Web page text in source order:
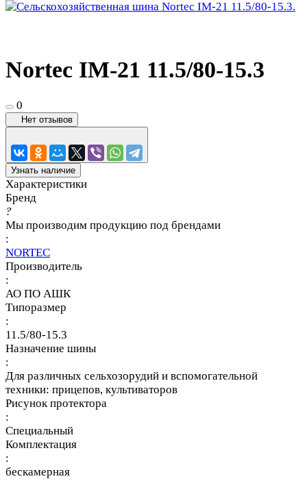
Nortec IM-21 11.5/80-15.3
0
Нет отзывов
Узнать наличие
Характеристики
Бренд
?
Мы производим продукцию под брендами
:
NORTEC
Производитель
:
АО ПО АШК
Типоразмер
:
11.5/80-15.3
Назначение шины
:
Для различных сельхозорудий и вспомогательной
техники: прицепов, культиваторов
Рисунок протектора
:
Специальный
Комплектация
:
бескамерная